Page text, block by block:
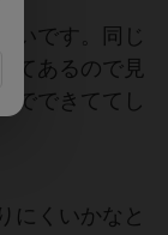
いです。同じ
てあるので見
でできててし
にくいかなと